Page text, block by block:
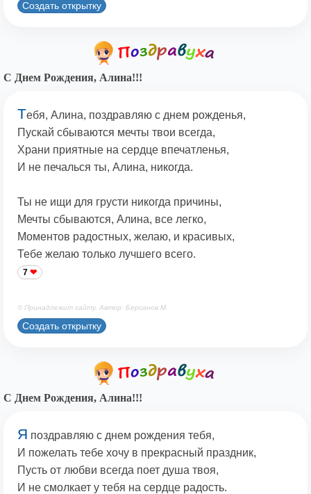
Создать открытку
С Днем Рождения, Алина!!!
Тебя, Алина, поздравляю с днем рожденья,
Пускай сбываются мечты твои всегда,
Храни приятные на сердце впечатленья,
И не печалься ты, Алина, никогда.
Ты не ищи для грусти никогда причины,
Мечты сбываются, Алина, все легко,
Моментов радостных, желаю, и красивых,
Тебе желаю только лучшего всего.
7
© Принадлежит сайту. Автор: Берсанов М.
Создать открытку
С Днем Рождения, Алина!!!
Я поздравляю с днем рождения тебя,
И пожелать тебе хочу в прекрасный праздник,
Пусть от любви всегда поет душа твоя,
И не смолкает у тебя на сердце радость.